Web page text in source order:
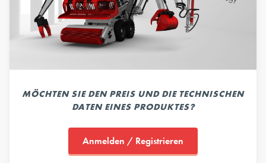
MÖCHTEN SIE DEN PREIS UND DIE TECHNISCHEN
DATEN EINES PRODUKTES?
Anmelden / Registrieren